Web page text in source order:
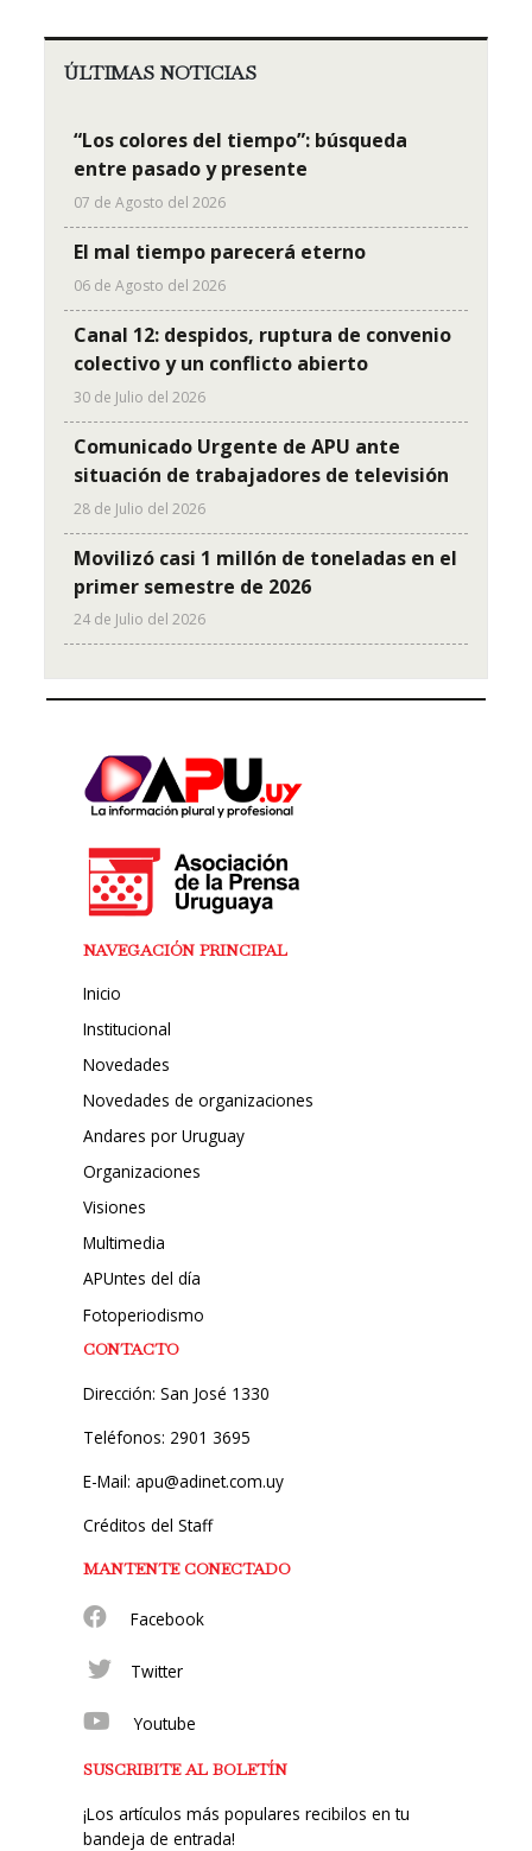
ÚLTIMAS NOTICIAS
“Los colores del tiempo”: búsqueda
entre pasado y presente
07 de Agosto del 2026
El mal tiempo parecerá eterno
06 de Agosto del 2026
Canal 12: despidos, ruptura de convenio
colectivo y un conflicto abierto
30 de Julio del 2026
Comunicado Urgente de APU ante
situación de trabajadores de televisión
28 de Julio del 2026
Movilizó casi 1 millón de toneladas en el
primer semestre de 2026
24 de Julio del 2026
NAVEGACIÓN PRINCIPAL
Inicio
Institucional
Novedades
Novedades de organizaciones
Andares por Uruguay
Organizaciones
Visiones
Multimedia
APUntes del día
Fotoperiodismo
CONTACTO
Dirección: San José 1330
Teléfonos: 2901 3695
E-Mail: apu@adinet.com.uy
Créditos del Staff
MANTENTE CONECTADO
Facebook
Twitter
Youtube
SUSCRIBITE AL BOLETÍN
¡Los artículos más populares recibilos en tu
bandeja de entrada!